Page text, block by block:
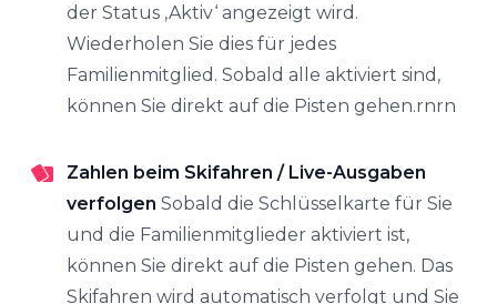
der Status ‚Aktiv‘ angezeigt wird.
Wiederholen Sie dies für jedes
Familienmitglied. Sobald alle aktiviert sind,
können Sie direkt auf die Pisten gehen.rnrn
Zahlen beim Skifahren / Live-Ausgaben
verfolgen Sobald die Schlüsselkarte für Sie
und die Familienmitglieder aktiviert ist,
können Sie direkt auf die Pisten gehen. Das
Skifahren wird automatisch verfolgt und Sie